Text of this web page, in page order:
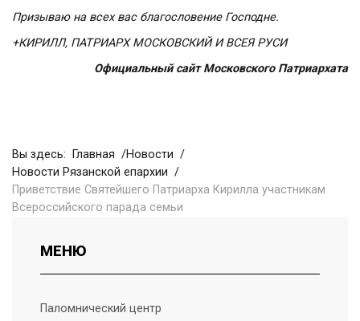
Призываю на всех вас благословение Господне.
+КИРИЛЛ, ПАТРИАРХ МОСКОВСКИЙ И ВСЕЯ РУСИ
Официальный сайт Московского Патриархата
Вы здесь: Главная
Новости
Новости Рязанской епархии
Приветствие Святейшего Патриарха Кирилла участникам
Всероссийского парада семьи
МЕНЮ
Паломнический центр